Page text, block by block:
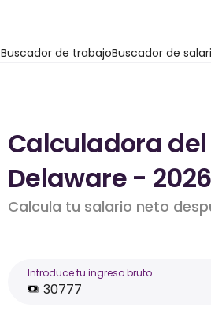
Buscador de trabajoBuscador de
Calculadora
Delaware - 2026
Calcula tu salario neto
Introduce tu ingreso bruto